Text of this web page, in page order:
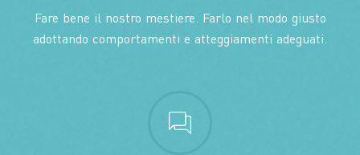
Fare bene il nostro mestiere. Farlo nel modo giusto
adottando comportamenti e atteggiamenti adeguati.